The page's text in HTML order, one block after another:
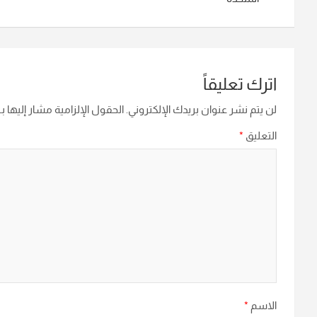
اترك تعليقاً
لن يتم نشر عنوان بريدك الإلكتروني. الحقول الإلزامية مشار إليها
التعليق *
الاسم *